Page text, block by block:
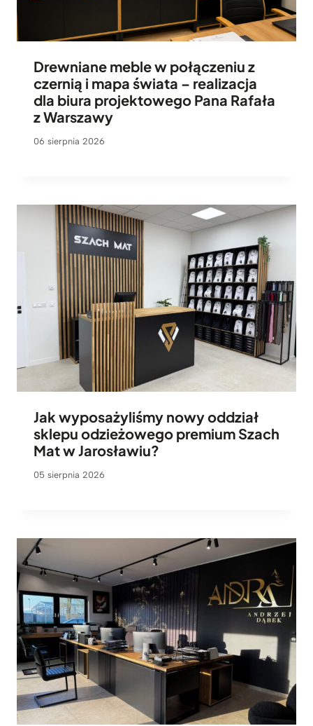
Drewniane meble w połączeniu z
czernią i mapa świata – realizacja
dla biura projektowego Pana Rafała
z Warszawy
06 sierpnia 2026
Jak wyposażyliśmy nowy oddział
sklepu odzieżowego premium Szach
Mat w Jarosławiu?
05 sierpnia 2026